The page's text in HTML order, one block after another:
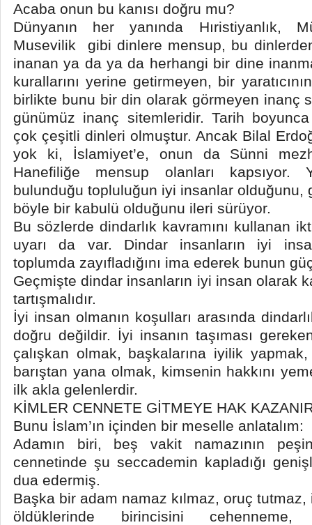
Acaba onun bu kanısı doğru mu?
Dünyanın her yanında Hıristiyanlık,
Musevilik gibi dinlere mensup, bu
inanan ya da ya da herhangi bir dine
kurallarını yerine getirmeyen, bir
birlikte bunu bir din olarak görmeyen inanç
günümüz inanç sitemleridir. Tarih boyunca
çok çeşitli dinleri olmuştur. Ancak Bilal
yok ki, İslamiyet’e, onun da Sünni
Hanefiliğe mensup olanları kapsıyor.
bulunduğu topluluğun iyi insanlar olduğunu,
böyle bir kabulü olduğunu ileri sürüyor.
Bu sözlerde dindarlık kavramını kullanan
uyarı da var. Dindar insanların iyi
toplumda zayıfladığını ima ederek bunun
Geçmişte dindar insanların iyi insan olarak
tartışmalıdır.
İyi insan olmanın koşulları arasında
doğru değildir. İyi insanın taşıması
çalışkan olmak, başkalarına iyilik
barıştan yana olmak, kimsenin hakkını
ilk akla gelenlerdir.
KİMLER CENNETE GİTMEYE HAK
Bunu İslam’ın içinden bir meselle anlatalım:
Adamın biri, beş vakit namazının
cennetinde şu seccademin kapladığı
dua edermiş.
Başka bir adam namaz kılmaz, oruç
öldüklerinde birincisini